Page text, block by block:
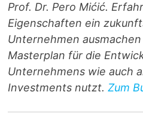
Prof. Dr. Pero Mićić.
Eigenschaften ein
Unternehmen
Masterplan für die
Unternehmens wie auch
Investments nutzt.Zum